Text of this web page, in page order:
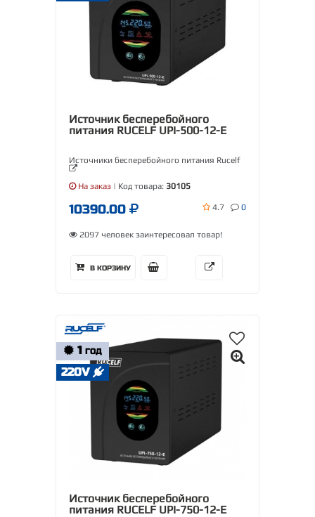
Источник бесперебойного
питания RUCELF UPI-500-12-E
Источники бесперебойного питания Rucelf
На заказ | Код товара: 30105
10390.00 4.7 0
2097 человек заинтересовал товар!
В КОРЗИНУ
1 ГОД
220V
Источник бесперебойного
питания RUCELF UPI-750-12-E